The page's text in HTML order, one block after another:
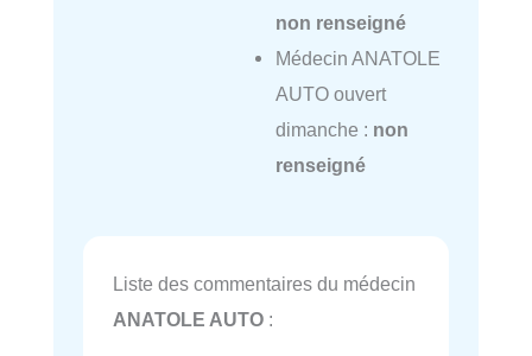
non renseigné
Médecin ANATOLE
AUTO ouvert
dimanche : non
renseigné
Liste des commentaires du médecin
ANATOLE AUTO :